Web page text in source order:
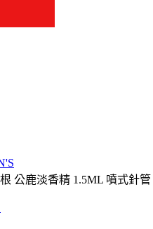
公鹿淡香精 1.5ML 噴式針管